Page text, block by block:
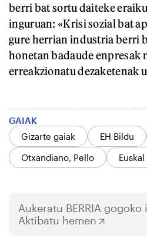
berri bat sortu daiteke
inguruan: «Krisi sozial bat
gure herrian industria berri
honetan badaude enpresak
erreakzionatu dezaketenak
GAIAK
Gizarte gaiak
EH Bildu
Otxandiano, Pello
Aukeratu BERRIA gogoko
Aktibatu hemen